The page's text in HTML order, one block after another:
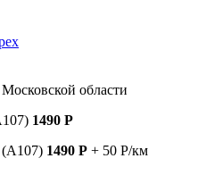
области
1490 Р
(А107) 1490 Р + 50 Р/км